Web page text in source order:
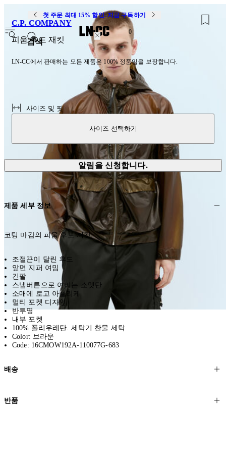
첫 주문 최대 15% 할인. 지금 구독하기
검색
0
C.P. COMPANY
피움 후드 재킷
LN-CC에서 판매하는 모든 제품은 100% 정품임을 보장합니다.
사이즈 및 핏
사이즈 선택하기
알림을 신청합니다.
제품 세부 정보
코팅 마감의 피움 후드 재킷.
조절끈이 달린 후드
앞면 지퍼 여밈
긴팔
스냅버튼으로 여미는 소맷단
소매에 로고 아플리케
멀티 포켓 디자인
반투명
내부 포켓
100% 폴리우레탄. 세탁기 찬물 세탁
Color: 브라운
Code: 16CMOW192A-110077G-683
배송
고객님의 위치에 따라 일반 배송과 익스프레스 배송을 제공합니다.
반품